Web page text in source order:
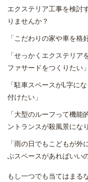
エクステリア工事を検討
りませんか？
「こだわりの家や車を格
「せっかくエクステリ
ファサードをつくりたい」
「駐車スペースがL字に
付けたい」
「大型のルーフって機
ントランスが殺風景にな
「雨の日でもこどもが
ぶスペースがあればいい
もし一つでも当てはまるな